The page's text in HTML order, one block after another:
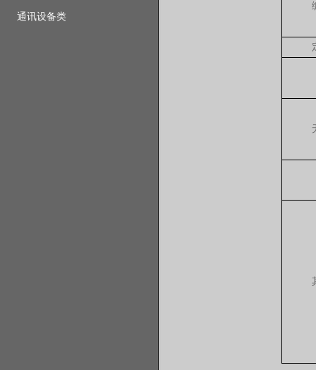
通讯设备类